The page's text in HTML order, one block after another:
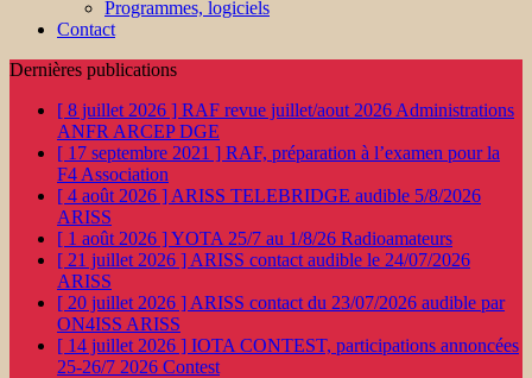
Programmes, logiciels
Contact
Dernières publications
[ 8 juillet 2026 ] RAF revue juillet/aout 2026 Administrations
ANFR ARCEP DGE
[ 17 septembre 2021 ] RAF, préparation à l’examen pour la
F4 Association
[ 4 août 2026 ] ARISS TELEBRIDGE audible 5/8/2026
ARISS
[ 1 août 2026 ]YOTA 25/7 au 1/8/26 Radioamateurs
[ 21 juillet 2026 ] ARISS contact audible le 24/07/2026
ARISS
[ 20 juillet 2026 ] ARISS contact du 23/07/2026 audible par
ON4ISS ARISS
[ 14 juillet 2026 ] IOTA CONTEST, participations annoncées
25-26/7 2026 Contest